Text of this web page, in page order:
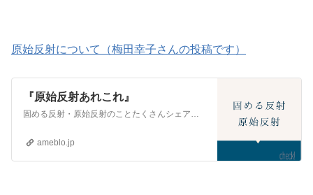
原始反射について（梅田幸子さんの投稿です）
『原始反射あれこれ』
ameblo.jp